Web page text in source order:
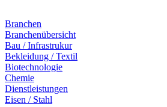
Branchen
Branchenübersicht
Bau / Infrastrukur
Bekleidung / Textil
Biotechnologie
Chemie
Dienstleistungen
Eisen / Stahl